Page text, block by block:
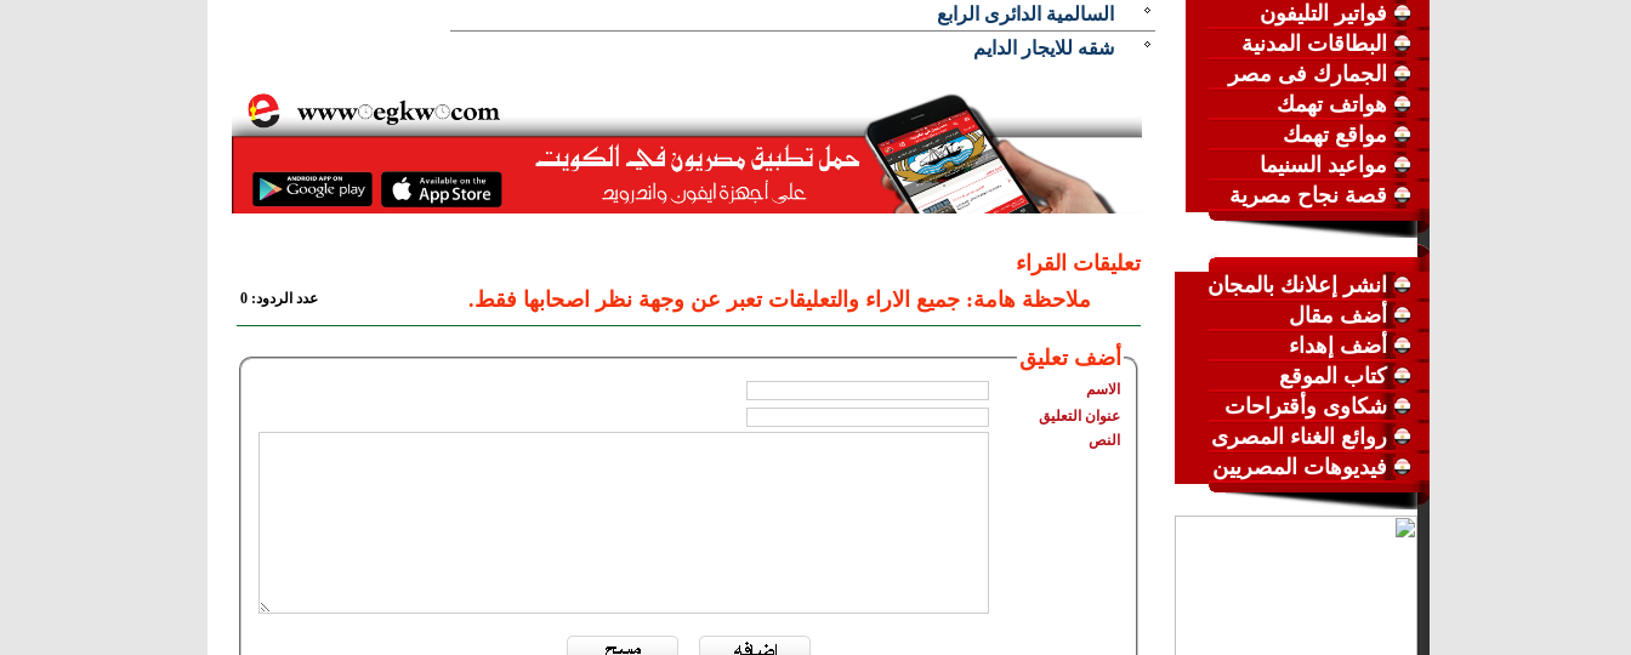
فواتير التليفون
البطاقات المدنية
الجمارك فى مصر
هواتف تهمك
مواقع تهمك
مواعيد السنيما
قصة نجاح مصرية
انشر إعلانك بالمجان
أضف مقال
أضف إهداء
كتاب الموقع
شكاوى وأقتراحات
روائع الغناء المصرى
فيديوهات المصريين
السالمية الدائرى الرابع
شقه للايجار الدايم
تعليقات القراء
ملاحظة هامة: جميع الاراء والتعليقات تعبر عن وجهة نظر اصحابها فقط.
عدد الردود: 0
أضف تعليق
الاسم
عنوان التعليق
النص